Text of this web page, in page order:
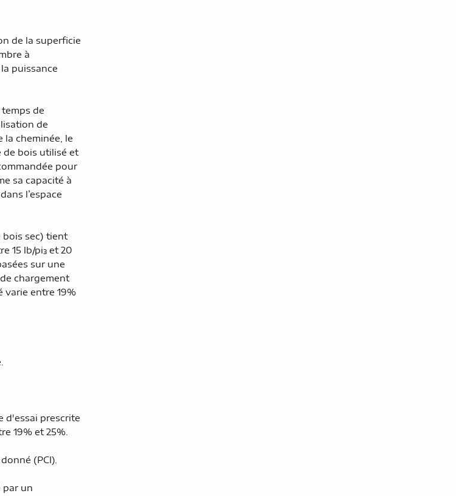
de la superficie
à
puissance
de
de
la cheminée, le
de bois utilisé et
pour
sa capacité à
l’espace
bois sec) tient
15 lb/pi³ et 20
sur une
chargement
varie entre 19%
d'essai prescrite
19% et 25%.
(PCI).
par un